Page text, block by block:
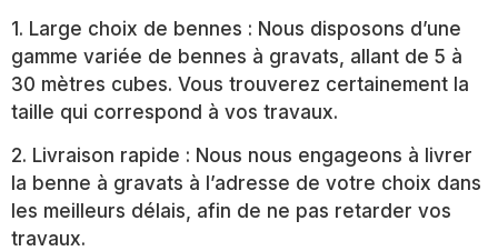
1. Large choix de bennes : Nous disposons d’une
gamme variée de bennes à gravats, allant de 5 à
30 mètres cubes. Vous trouverez certainement la
taille qui correspond à vos travaux.
2. Livraison rapide : Nous nous engageons à livrer
la benne à gravats à l’adresse de votre choix dans
les meilleurs délais, afin de ne pas retarder vos
travaux.